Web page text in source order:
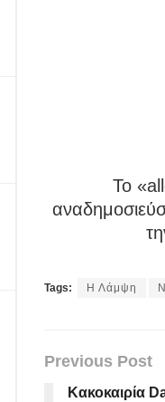
To
Tags: Η Λάμψη
Previous Post
Κακοκαιρία